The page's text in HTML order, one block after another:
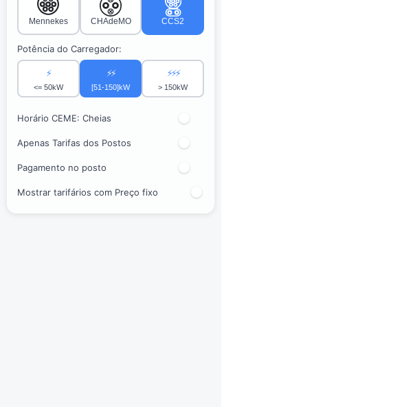
Mennekes CHAdeMO CCS2
Potência do Carregador:
⚡
<= 50kW
⚡⚡
[51-150]kW
⚡⚡⚡
> 150kW
Horário CEME: Cheias
Apenas Tarifas dos Postos
Pagamento no posto
Mostrar tarifários com Preço fixo